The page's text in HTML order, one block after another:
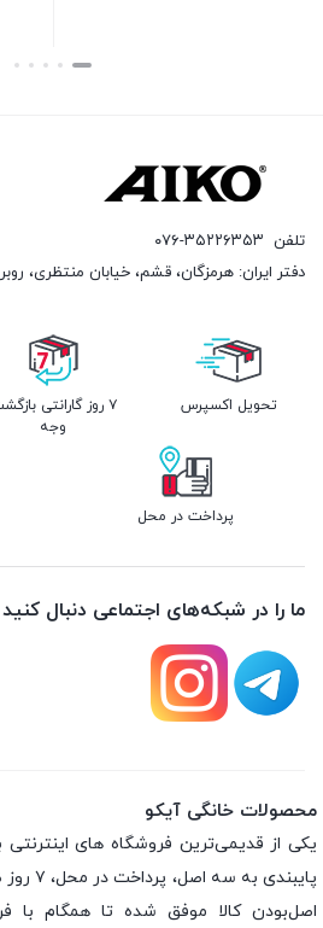
بستن
تلفن ۰۷۶-۳۵۲۲۶۳۵۳
دفتر ایران: هرمزگان، قشم، خیابان منتظری،
تحویل اکسپرس
۷ روز گارانتی
وجه
پرداخت در محل
ما را در شبکه‌های اجتماعی دنبال کنید
محصولات خانگی آیکو
یکی از قدیمی‌ترین فروشگاه های
اصل‌بودن کالا موفق شده تا همگام با